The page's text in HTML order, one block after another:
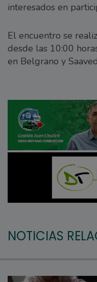
interesados en
El encuentro se
desde las 10:00
en Belgrano y
NOTICIAS